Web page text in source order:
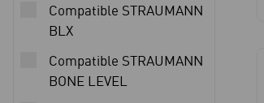
Compatible STRAUMANN
BLX
Compatible STRAUMANN
BONE LEVEL